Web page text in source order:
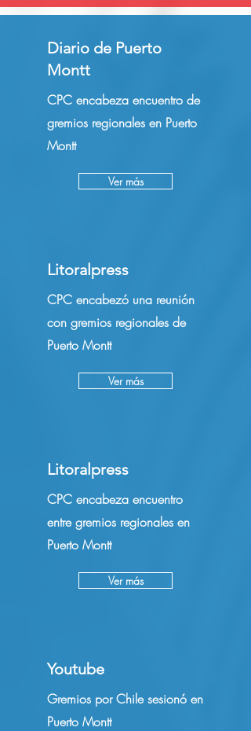
Diario de Puerto
Montt
CPC encabeza encuentro de
gremios regionales en Puerto
Montt
Ver más
Litoralpress
CPC encabezó una reunión
con gremios regionales de
Puerto Montt
Ver más
Litoralpress
CPC encabeza encuentro
entre gremios regionales en
Puerto Montt
Ver más
Youtube
Gremios por Chile sesionó en
Puerto Montt